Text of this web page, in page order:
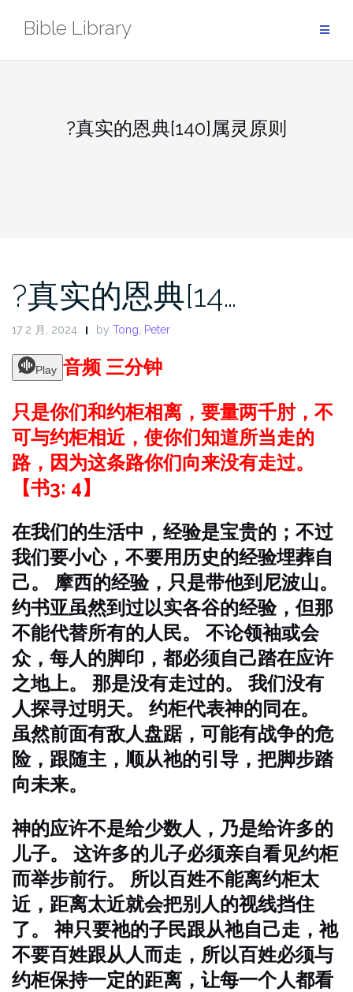
Bible Library
?真实的恩典[140]属灵原则
?真实的恩典[14…
17 2 月, 2024 by Tong, Peter
Play 音频 三分钟
只是你们和约柜相离，要量两千肘，不
可与约柜相近，使你们知道所当走的
路，因为这条路你们向来没有走过。
【书3: 4】
在我们的生活中，经验是宝贵的；不过
我们要小心，不要用历史的经验埋葬自
己。 摩西的经验，只是带他到尼波山。
约书亚虽然到过以实各谷的经验，但那
不能代替所有的人民。 不论领袖或会
众，每人的脚印，都必须自己踏在应许
之地上。 那是没有走过的。 我们没有
人探寻过明天。 约柜代表神的同在。
虽然前面有敌人盘踞，可能有战争的危
险，跟随主，顺从祂的引导，把脚步踏
向未来。
神的应许不是给少数人，乃是给许多的
儿子。 这许多的儿子必须亲自看见约柜
而举步前行。 所以百姓不能离约柜太
近，距离太近就会把别人的视线挡住
了。 神只要祂的子民跟从祂自己走，祂
不要百姓跟从人而走，所以百姓必须与
约柜保持一定的距离，让每一个人都看